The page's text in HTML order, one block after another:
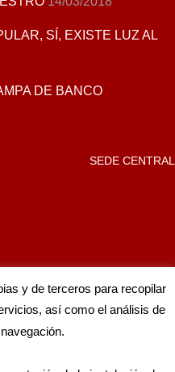
SÍ, EXISTE LUZ AL
DE BANCO
SEDE CENTRAL
y de terceros para recopilar
así como el análisis de